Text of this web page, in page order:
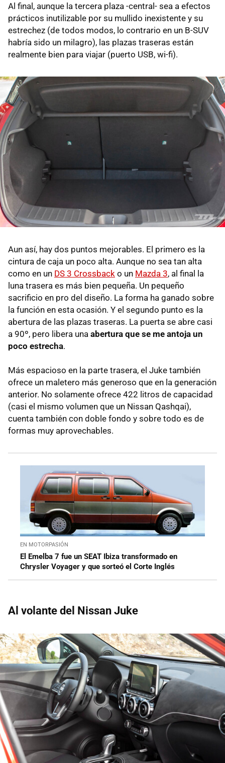
Al final, aunque la tercera plaza -central- sea a efectos
prácticos inutilizable por su mullido inexistente y su
estrechez (de todos modos, lo contrario en un B-SUV
habría sido un milagro), las plazas traseras están
realmente bien para viajar (puerto USB, wi-fi).
Aun así, hay dos puntos mejorables. El primero es la
cintura de caja un poco alta. Aunque no sea tan alta
como en un DS 3 Crossback o un Mazda 3, al final la
luna trasera es más bien pequeña. Un pequeño
sacrificio en pro del diseño. La forma ha ganado sobre
la función en esta ocasión. Y el segundo punto es la
abertura de las plazas traseras. La puerta se abre casi
a 90º, pero libera una abertura que se me antoja un
poco estrecha.
Más espacioso en la parte trasera, el Juke también
ofrece un maletero más generoso que en la generación
anterior. No solamente ofrece 422 litros de capacidad
(casi el mismo volumen que un Nissan Qashqai),
cuenta también con doble fondo y sobre todo es de
formas muy aprovechables.
EN MOTORPASIÓN
El Emelba 7 fue un SEAT Ibiza transformado en
Chrysler Voyager y que sorteó el Corte Inglés
Al volante del Nissan Juke